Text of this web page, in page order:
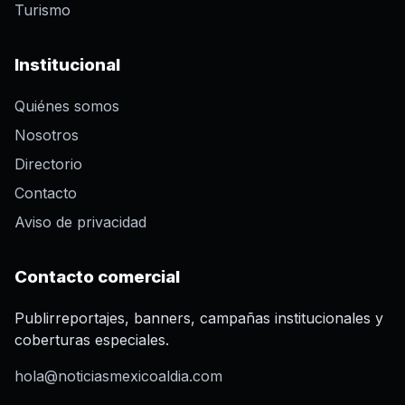
Turismo
Institucional
Quiénes somos
Nosotros
Directorio
Contacto
Aviso de privacidad
Contacto comercial
Publirreportajes, banners, campañas institucionales y
coberturas especiales.
hola@noticiasmexicoaldia.com